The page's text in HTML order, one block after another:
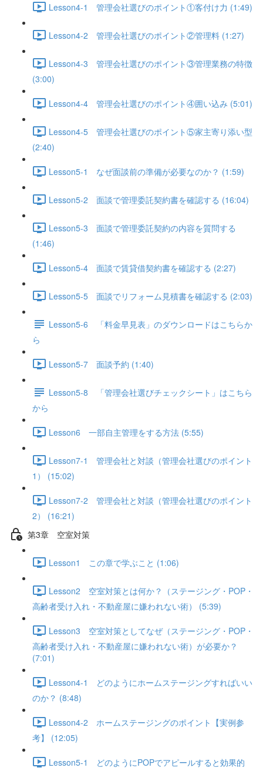
Lesson4-1 管理会社選びのポイント①客付け力 (1:49)
Lesson4-2 管理会社選びのポイント②管理料 (1:27)
Lesson4-3 管理会社選びのポイント③管理業務の特徴
(3:00)
Lesson4-4 管理会社選びのポイント④囲い込み (5:01)
Lesson4-5 管理会社選びのポイント⑤家主寄り添い型
(2:40)
Lesson5-1 なぜ面談前の準備が必要なのか？ (1:59)
Lesson5-2 面談で管理委託契約書を確認する (16:04)
Lesson5-3 面談で管理委託契約の内容を質問する
(1:46)
Lesson5-4 面談で賃貸借契約書を確認する (2:27)
Lesson5-5 面談でリフォーム見積書を確認する (2:03)
Lesson5-6 「料金早見表」のダウンロードはこちらか
ら
Lesson5-7 面談予約 (1:40)
Lesson5-8 「管理会社選びチェックシート」はこちら
から
Lesson6 一部自主管理をする方法 (5:55)
Lesson7-1 管理会社と対談（管理会社選びのポイント
1） (15:02)
Lesson7-2 管理会社と対談（管理会社選びのポイント
2） (16:21)
第3章 空室対策
Lesson1 この章で学ぶこと (1:06)
Lesson2 空室対策とは何か？（ステージング・POP・
高齢者受け入れ・不動産屋に嫌われない術） (5:39)
Lesson3 空室対策としてなぜ（ステージング・POP・
高齢者受け入れ・不動産屋に嫌われない術）が必要か？
(7:01)
Lesson4-1 どのようにホームステージングすればいい
のか？ (8:48)
Lesson4-2 ホームステージングのポイント【実例参
考】 (12:05)
Lesson5-1 どのようにPOPでアピールすると効果的